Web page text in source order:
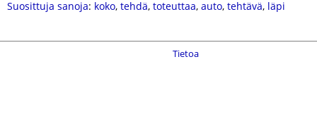
Suosittuja sanoja: koko, tehdä, toteuttaa, auto, tehtävä, läpi
Tietoa